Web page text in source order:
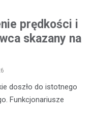
prędkości i
skazany na
doszło do istotnego
Funkcjonariusze